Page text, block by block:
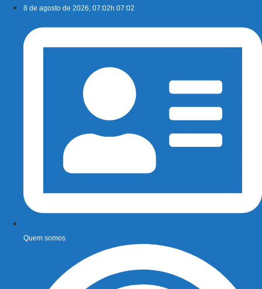
conteúdo
8 de agosto de 2026, 07:02h 07:02
Quem somos